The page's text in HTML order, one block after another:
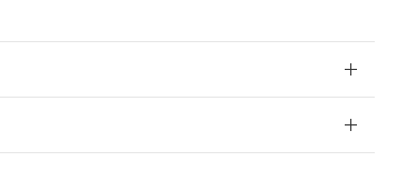
スの対象外となる商品もあることをご了承ください。
いる更新日時点での社内データに基づき作成されるも
、フタル酸ブチルベンジル（BBP） 1000ppm以下、フタル酸ジブチ
がないことを確認しています。
超えていることを示します。
本国政府の輸出許可(または役務取引許可)を取得する
するなど、違法に輸出されないよう必要な手段を講じ